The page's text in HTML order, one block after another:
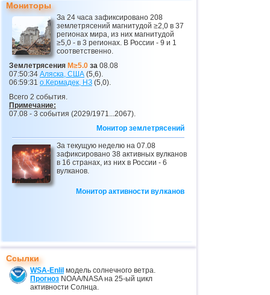
Мониторы
За 24 часа зафиксировано 208
землетрясений магнитудой ≥2,0 в 37
регионах мира, из них магнитудой
≥5,0 - в 3 регионах. В России - 9 и 1
соответственно.
Землетрясения M≥5.0 за 08.08
07:50:34 Аляска, США (5,6).
06:59:31 о.Кермадек, НЗ (5,0).
Всего 2 события.
Примечание:
07.08 - 3 события (2029/1971...2067).
Монитор землетрясений
За текущую неделю на 07.08
зафиксировано 38 активных вулканов
в 16 странах, из них в России - 6
вулканов.
Монитор активности вулканов
Ссылки
WSA-Enlil модель солнечного ветра.
Прогноз NOAA/NASA на 25-ый цикл
активности Солнца.